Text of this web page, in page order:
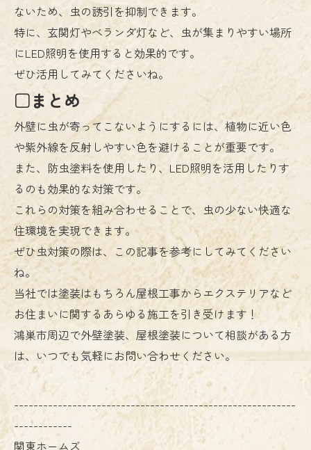
ないため、虫の誘引を抑制できます。
特に、玄関灯やベランダ灯など、虫が集まりやすい場所
にLED照明を使用すると効果的です。
ぜひ活用してみてくださいね。
□まとめ
外壁に虫が寄ってこないようにするには、植物に近い色
や紫外線を反射しやすい色を避けることが重要です。
また、防虫塗料を使用したり、LED照明を活用したりす
るのも効果的な対策です。
これらの対策を組み合わせることで、虫の少ない快適な
住環境を実現できます。
ぜひ虫対策の際は、この記事を参考にしてみてください
ね。
当社では塗装はもちろん屋根工事からエクステリアなど
お住まいに関するあらゆる施工を引き受けます！
鴻巣市周辺で外壁塗装、屋根塗装について相談がある方
は、いつでも気軽にお問い合わせください。
----------------------------------------------------------
------------
関東ホームズ